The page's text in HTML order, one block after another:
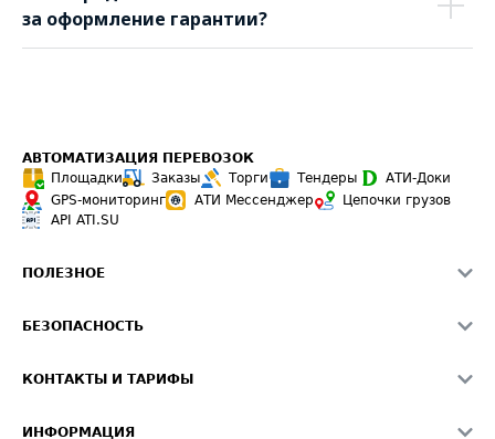
за оформление гарантии?
АВТОМАТИЗАЦИЯ ПЕРЕВОЗОК
Площадки
Заказы Торги Тендеры
АТИ-Доки
GPS-мониторинг
АТИ Мессенджер
Цепочки грузов
API ATI.SU
ПОЛЕЗНОЕ
Звезды ATI.SU на вашем сайте
Средние ставки
БЕЗОПАСНОСТЬ
Светофор+
КОНТАКТЫ И ТАРИФЫ
ИНФОРМАЦИЯ